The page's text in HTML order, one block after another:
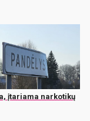
įtariama narkotikų